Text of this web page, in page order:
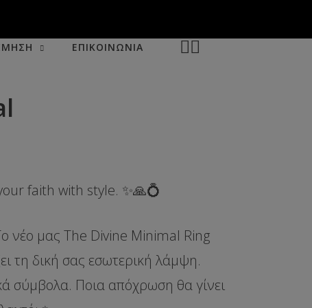
ΕΠΙΚΟΙΝΩΝΙΑ
faith with style. ✨🙏💍
νέο μας The Divine Minimal Ring
τη δική σας εσωτερική λάμψη.
σύμβολα. Ποια απόχρωση θα γίνει